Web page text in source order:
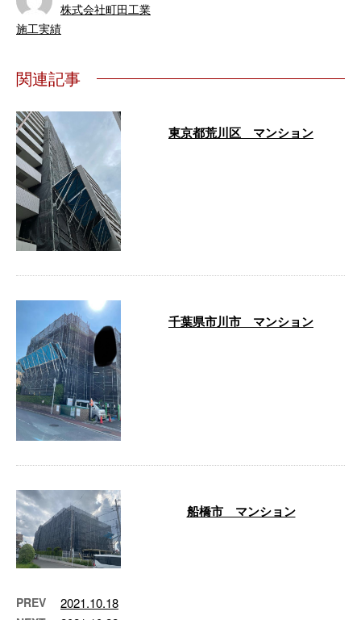
株式会社町田工業
施工実績
関連記事
東京都荒川区 マンション
千葉県市川市 マンション
船橋市 マンション
PREV 2021.10.18